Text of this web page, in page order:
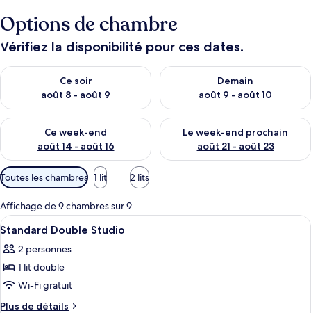
Options de chambre
Vérifiez la disponibilité pour ces dates.
Ce soir
août 8 - août 9
Vérifier la disponibilité pour ce soir août 8 - août 9
Demain
août 9 - août 10
Vérifier la disponibilité pour
Ce week-end
août 14 - août 16
Vérifier la disponibilité pour ce week-end août 14 - août 16
Le week-end prochain
août 21 - août 23
Vérifier la disponibilité pour
Filtres
disponibles
pour
les
chambres
Toutes les chambres 1 lit 2 lits
Affichage de 9 chambres sur 9
Afficher
toutes
les
photos
pour
ce
Une chambre avec un lit, un bureau
3
Standard Double Studio
2 personnes
1 lit double
Wi-Fi gratuit
Plus de détails
Plus